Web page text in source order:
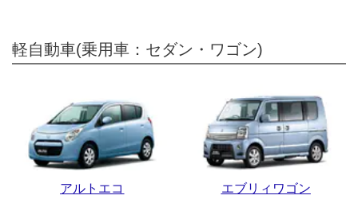
軽自動車(乗用車：セダン・ワゴン)
アルトエコ エブリィワゴン